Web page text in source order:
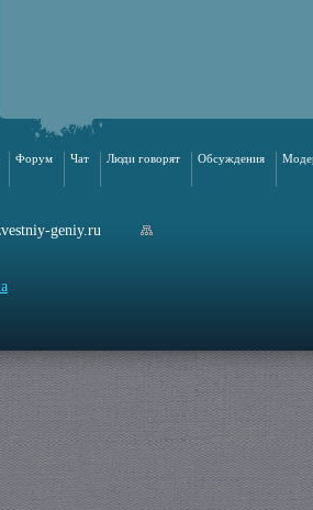
Форум Чат Люди говорят Обсуждения
geniy.ru